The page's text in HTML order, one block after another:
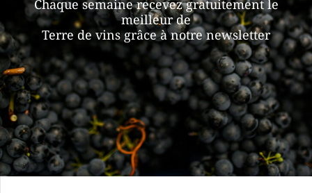
Chaque semaine recevez gratuitement le
meilleur de
Terre de vins grâce à notre newsletter